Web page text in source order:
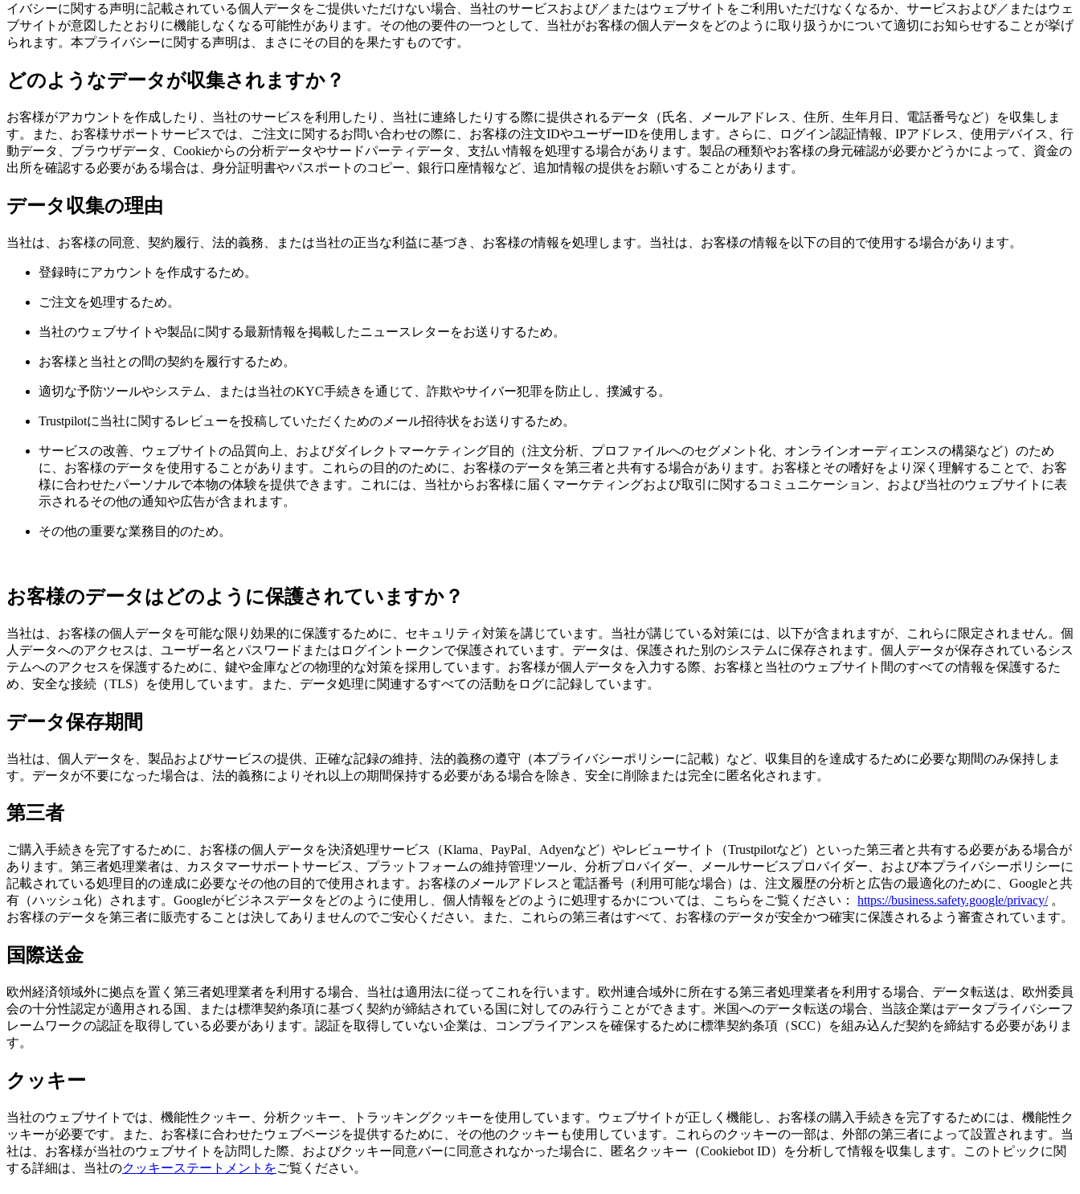
イバシーに関する声明に記載されている個人データをご提供いただけない場合、当社のサービスおよび／またはウェブサイトをご利用いただけなくなるか、サービスおよび／またはウェ
ブサイトが意図したとおりに機能しなくなる可能性があります。その他の要件の一つとして、当社がお客様の個人データをどのように取り扱うかについて適切にお知らせすることが挙げ
られます。本プライバシーに関する声明は、まさにその目的を果たすものです。
どのようなデータが収集されますか？
お客様がアカウントを作成したり、当社のサービスを利用したり、当社に連絡したりする際に提供されるデータ（氏名、メールアドレス、住所、生年月日、電話番号など）を収集しま
す。また、お客様サポートサービスでは、ご注文に関するお問い合わせの際に、お客様の注文IDやユーザーIDを使用します。さらに、ログイン認証情報、IPアドレス、使用デバイス、行
動データ、ブラウザデータ、Cookieからの分析データやサードパーティデータ、支払い情報を処理する場合があります。製品の種類やお客様の身元確認が必要かどうかによって、資金の
出所を確認する必要がある場合は、身分証明書やパスポートのコピー、銀行口座情報など、追加情報の提供をお願いすることがあります。
データ収集の理由
当社は、お客様の同意、契約履行、法的義務、または当社の正当な利益に基づき、お客様の情報を処理します。当社は、お客様の情報を以下の目的で使用する場合があります。
登録時にアカウントを作成するため。
ご注文を処理するため。
当社のウェブサイトや製品に関する最新情報を掲載したニュースレターをお送りするため。
お客様と当社との間の契約を履行するため。
適切な予防ツールやシステム、または当社のKYC手続きを通じて、詐欺やサイバー犯罪を防止し、撲滅する。
Trustpilotに当社に関するレビューを投稿していただくためのメール招待状をお送りするため。
サービスの改善、ウェブサイトの品質向上、およびダイレクトマーケティング目的（注文分析、プロファイルへのセグメント化、オンラインオーディエンスの構築など）のため
に、お客様のデータを使用することがあります。これらの目的のために、お客様のデータを第三者と共有する場合があります。お客様とその嗜好をより深く理解することで、お客
様に合わせたパーソナルで本物の体験を提供できます。これには、当社からお客様に届くマーケティングおよび取引に関するコミュニケーション、および当社のウェブサイトに表
示されるその他の通知や広告が含まれます。
その他の重要な業務目的のため。
お客様のデータはどのように保護されていますか？
当社は、お客様の個人データを可能な限り効果的に保護するために、セキュリティ対策を講じています。当社が講じている対策には、以下が含まれますが、これらに限定されません。個
人データへのアクセスは、ユーザー名とパスワードまたはログイントークンで保護されています。データは、保護された別のシステムに保存されます。個人データが保存されているシス
テムへのアクセスを保護するために、鍵や金庫などの物理的な対策を採用しています。お客様が個人データを入力する際、お客様と当社のウェブサイト間のすべての情報を保護するた
め、安全な接続（TLS）を使用しています。また、データ処理に関連するすべての活動をログに記録しています。
データ保存期間
当社は、個人データを、製品およびサービスの提供、正確な記録の維持、法的義務の遵守（本プライバシーポリシーに記載）など、収集目的を達成するために必要な期間のみ保持しま
す。データが不要になった場合は、法的義務によりそれ以上の期間保持する必要がある場合を除き、安全に削除または完全に匿名化されます。
第三者
ご購入手続きを完了するために、お客様の個人データを決済処理サービス（Klarna、PayPal、Adyenなど）やレビューサイト（Trustpilotなど）といった第三者と共有する必要がある場合が
あります。第三者処理業者は、カスタマーサポートサービス、プラットフォームの維持管理ツール、分析プロバイダー、メールサービスプロバイダー、および本プライバシーポリシーに
記載されている処理目的の達成に必要なその他の目的で使用されます。お客様のメールアドレスと電話番号（利用可能な場合）は、注文履歴の分析と広告の最適化のために、Googleと共
有（ハッシュ化）されます。Googleがビジネスデータをどのように使用し、個人情報をどのように処理するかについては、こちらをご覧ください： https://business.safety.google/privacy/。
お客様のデータを第三者に販売することは決してありませんのでご安心ください。また、これらの第三者はすべて、お客様のデータが安全かつ確実に保護されるよう審査されています。
国際送金
欧州経済領域外に拠点を置く第三者処理業者を利用する場合、当社は適用法に従ってこれを行います。欧州連合域外に所在する第三者処理業者を利用する場合、データ転送は、欧州委員
会の十分性認定が適用される国、または標準契約条項に基づく契約が締結されている国に対してのみ行うことができます。米国へのデータ転送の場合、当該企業はデータプライバシーフ
レームワークの認証を取得している必要があります。認証を取得していない企業は、コンプライアンスを確保するために標準契約条項（SCC）を組み込んだ契約を締結する必要がありま
す。
クッキー
当社のウェブサイトでは、機能性クッキー、分析クッキー、トラッキングクッキーを使用しています。ウェブサイトが正しく機能し、お客様の購入手続きを完了するためには、機能性ク
ッキーが必要です。また、お客様に合わせたウェブページを提供するために、その他のクッキーも使用しています。これらのクッキーの一部は、外部の第三者によって設置されます。当
社は、お客様が当社のウェブサイトを訪問した際、およびクッキー同意バーに同意されなかった場合に、匿名クッキー（Cookiebot ID）を分析して情報を収集します。このトピックに関
する詳細は、当社のクッキーステートメントをご覧ください。